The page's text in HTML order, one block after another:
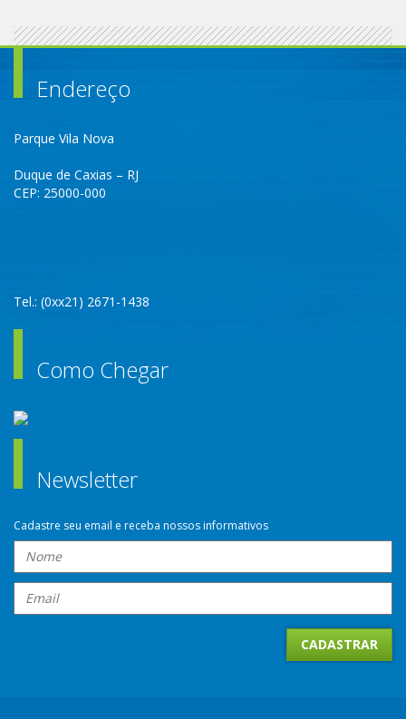
Endereço
Parque Vila Nova
Duque de Caxias – RJ
CEP: 25000-000
Tel.: (0xx21) 2671-1438
Como Chegar
Newsletter
Cadastre seu email e receba nossos informativos